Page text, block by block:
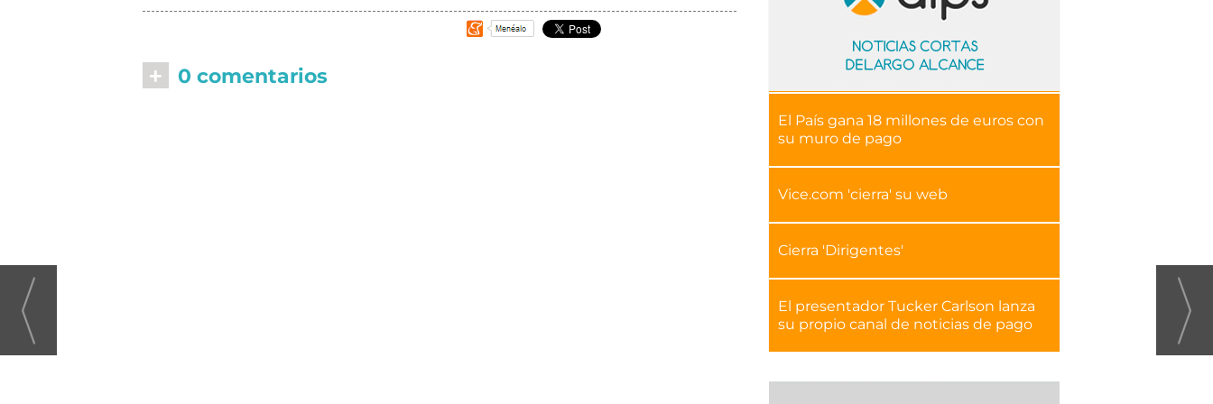
+ 0 comentarios
El País gana 18 millones de euros con
su muro de pago
Vice.com 'cierra' su web
Cierra 'Dirigentes'
El presentador Tucker Carlson lanza
su propio canal de noticias de pago